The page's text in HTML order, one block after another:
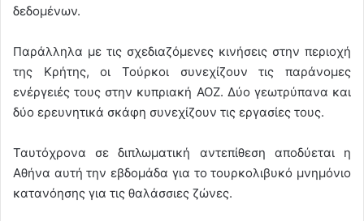
δεδομένων.
Παράλληλα με τις σχεδιαζόμενες κινήσεις στην περιοχή
της Κρήτης, οι Τούρκοι συνεχίζουν τις παράνομες
ενέργειές τους στην κυπριακή ΑΟΖ. Δύο γεωτρύπανα και
δύο ερευνητικά σκάφη συνεχίζουν τις εργασίες τους.
Ταυτόχρονα σε διπλωματική αντεπίθεση αποδύεται η
Αθήνα αυτή την εβδομάδα για το τουρκολιβυκό μνημόνιο
κατανόησης για τις θαλάσσιες ζώνες.